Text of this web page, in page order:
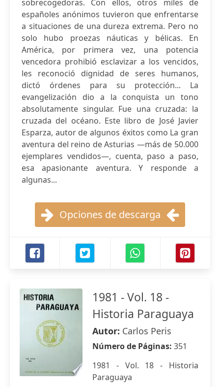
sobrecogedoras. Con ellos, otros miles de
españoles anónimos tuvieron que enfrentarse
a situaciones de una dureza extrema. Pero no
solo hubo proezas náuticas y bélicas. En
América, por primera vez, una potencia
vencedora prohibió esclavizar a los vencidos,
les reconoció dignidad de seres humanos,
dictó órdenes para su protección... La
evangelización dio a la conquista un tono
absolutamente singular. Fue una cruzada: la
cruzada del océano. Este libro de José Javier
Esparza, autor de algunos éxitos como La gran
aventura del reino de Asturias —más de 50.000
ejemplares vendidos—, cuenta, paso a paso,
esa apasionante aventura. Y responde a
algunas...
Opciones de descarga
1981 - Vol. 18 -
Historia Paraguaya
Autor: Carlos Peris
Número de Páginas: 351
1981 - Vol. 18 - Historia
Paraguaya